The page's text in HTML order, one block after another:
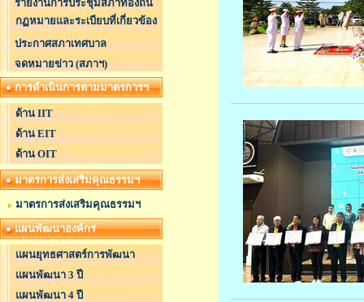
รายงานการประชุมสภาท้องถิ่น
กฏหมายและระเบียบที่เกี่ยวข้อง
ประกาศสภาเทศบาล
จดหมายข่าว (สภาฯ)
การดำเนินการตามมาตรการฯ
ด้าน IIT
ด้าน EIT
ด้าน OIT
มาตรการส่งเสริมคุณธรรมฯ
มาตรการส่งเสริมคุณธรรมฯ
แผนพัฒนาองค์กร
แผนยุทธศาสตร์การพัฒนา
แผนพัฒนา 3 ปี
แผนพัฒนา 4 ปี